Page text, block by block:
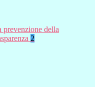
prevenzione della
2